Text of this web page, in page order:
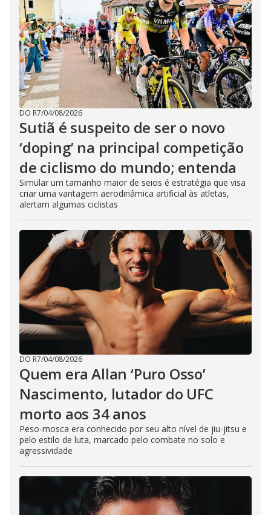
DO R7/04/08/2026
Sutiã é suspeito de ser o novo
‘doping’ na principal competição
de ciclismo do mundo; entenda
Simular um tamanho maior de seios é estratégia que visa
criar uma vantagem aerodinâmica artificial às atletas,
alertam algumas ciclistas
DO R7/04/08/2026
Quem era Allan ‘Puro Osso’
Nascimento, lutador do UFC
morto aos 34 anos
Peso-mosca era conhecido por seu alto nível de jiu-jitsu e
pelo estilo de luta, marcado pelo combate no solo e
agressividade